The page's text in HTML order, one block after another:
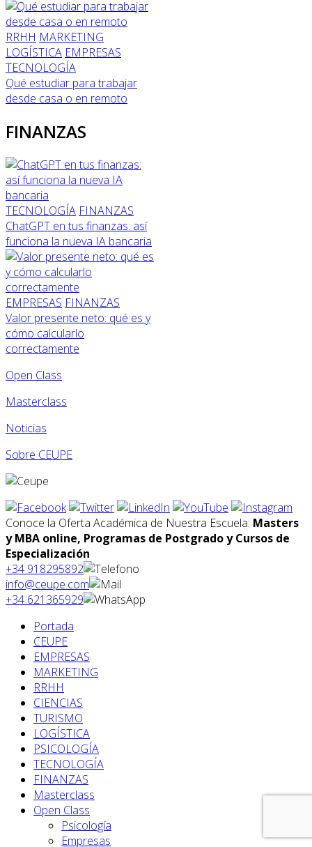
RRHH MARKETING
LOGÍSTICA EMPRESAS
TECNOLOGÍA
Qué estudiar para trabajar
desde casa o en remoto
FINANZAS
TECNOLOGÍA FINANZAS
ChatGPT en tus finanzas: así
funciona la nueva IA bancaria
EMPRESAS FINANZAS
Valor presente neto: qué es y
cómo calcularlo
correctamente
Open Class
Masterclass
Noticias
Sobre CEUPE
Conoce la Oferta Académica de Nuestra Escuela: Masters
y MBA online, Programas de Postgrado y Cursos de
Especialización
+34 918295892
info@ceupe.com
+34 621365929
Portada
CEUPE
EMPRESAS
MARKETING
RRHH
CIENCIAS
TURISMO
LOGÍSTICA
PSICOLOGÍA
TECNOLOGÍA
FINANZAS
Masterclass
Open Class
Psicología
Empresas